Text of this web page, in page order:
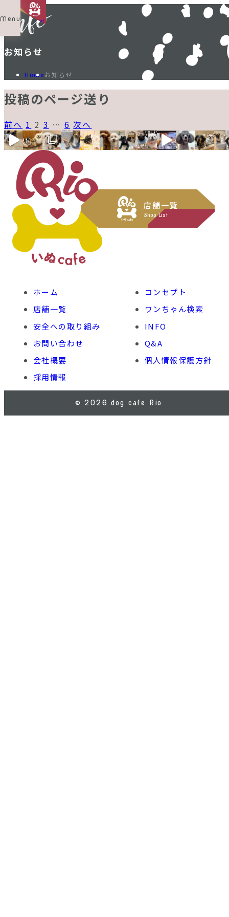
Menu Shop List
お知らせ
Home お知らせ
投稿のページ送り
前へ 1 2 3 … 6 次へ
店舗一覧
Shop List
ホーム
コンセプト
店舗一覧
ワンちゃん検索
安全への取り組み
INFO
お問い合わせ
Q&A
会社概要
個人情報保護方針
採用情報
© 2026 dog cafe Rio